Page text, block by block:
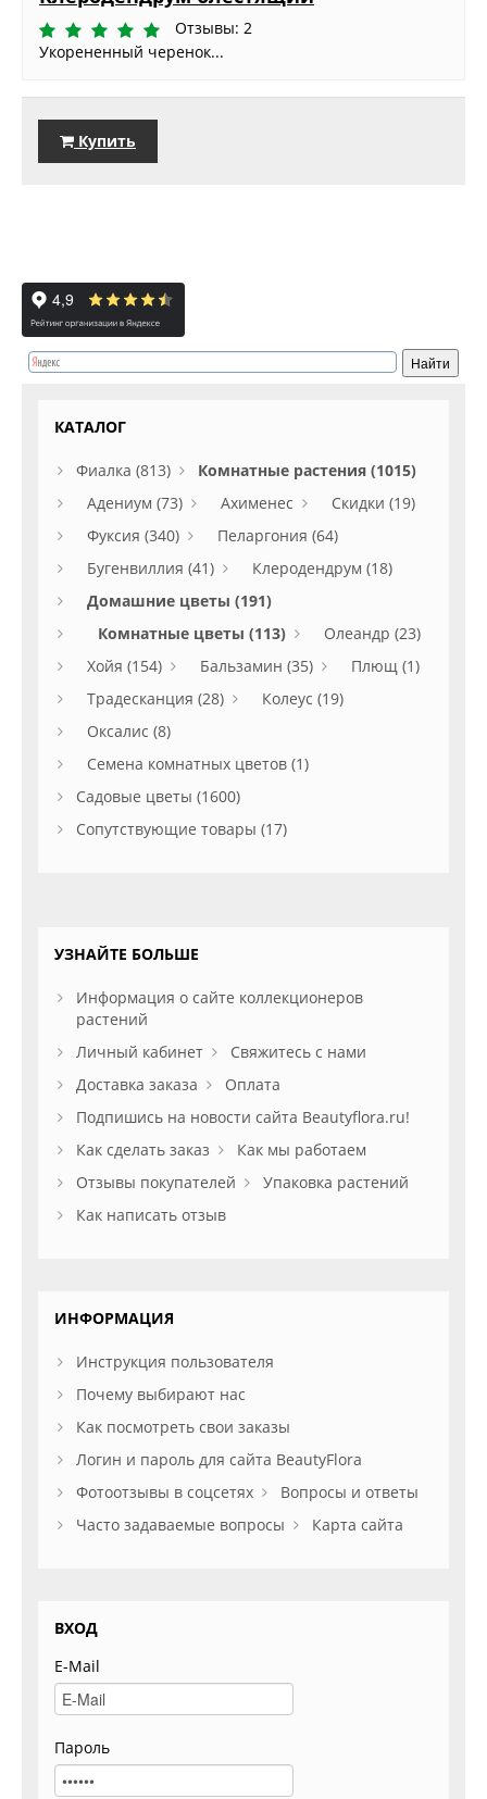
Отзывы: 2
Укорененный черенок...
Купить
КАТАЛОГ
Фиалка (813)
Комнатные растения (1015)
Адениум (73)
Ахименес
Скидки (19)
Фуксия (340)
Пеларгония (64)
Бугенвиллия (41)
Клеродендрум (18)
Домашние цветы (191)
Комнатные цветы (113)
Олеандр (23)
Хойя (154)
Бальзамин (35)
Плющ (1)
Традесканция (28)
Колеус (19)
Оксалис (8)
Семена комнатных цветов (1)
Садовые цветы (1600)
Сопутствующие товары (17)
УЗНАЙТЕ БОЛЬШЕ
Информация о сайте коллекционеров
растений
Личный кабинет
Свяжитесь с нами
Доставка заказа
Оплата
Подпишись на новости сайта Beautyflora.ru!
Как сделать заказ
Как мы работаем
Отзывы покупателей
Упаковка растений
Как написать отзыв
ИНФОРМАЦИЯ
Инструкция пользователя
Почему выбирают нас
Как посмотреть свои заказы
Логин и пароль для сайта BeautyFlora
Фотоотзывы в соцсетях
Вопросы и ответы
Часто задаваемые вопросы
Карта сайта
ВХОД
E-Mail
Пароль